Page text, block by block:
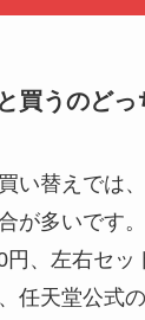
買うのどっ
い替えでは
が多いです
円、左右セッ
任天堂公式